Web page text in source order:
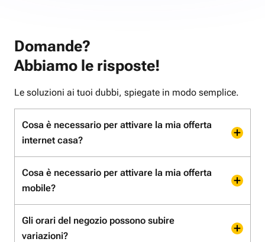
Domande?
Abbiamo le risposte!
Le soluzioni ai tuoi dubbi, spiegate in modo semplice.
Cosa è necessario per attivare la mia offerta
internet casa?
Cosa è necessario per attivare la mia offerta
mobile?
Gli orari del negozio possono subire
variazioni?